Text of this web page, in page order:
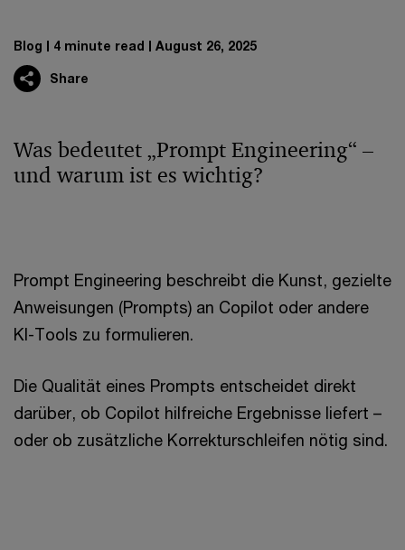
Blog 4 minute read August 26, 2025
Share
Was bedeutet „Prompt Engineering“ –
und warum ist es wichtig?
Prompt Engineering beschreibt die Kunst, gezielte
Anweisungen (Prompts) an Copilot oder andere
KI-Tools zu formulieren.
Die Qualität eines Prompts entscheidet direkt
darüber, ob Copilot hilfreiche Ergebnisse liefert –
oder ob zusätzliche Korrekturschleifen nötig sind.